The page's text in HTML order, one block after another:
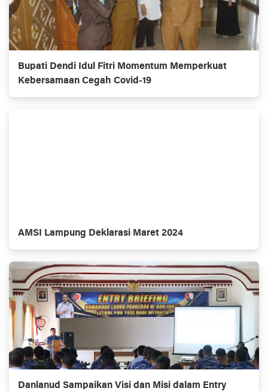
Bupati Dendi Idul Fitri Momentum Memperkuat
Kebersamaan Cegah Covid-19
AMSI Lampung Deklarasi Maret 2024
Danlanud Sampaikan Visi dan Misi dalam Entry